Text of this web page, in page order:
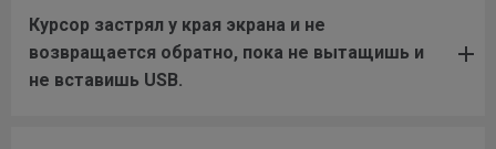
Курсор застрял у края экрана и не
возвращается обратно, пока не вытащишь и
не вставишь USB.